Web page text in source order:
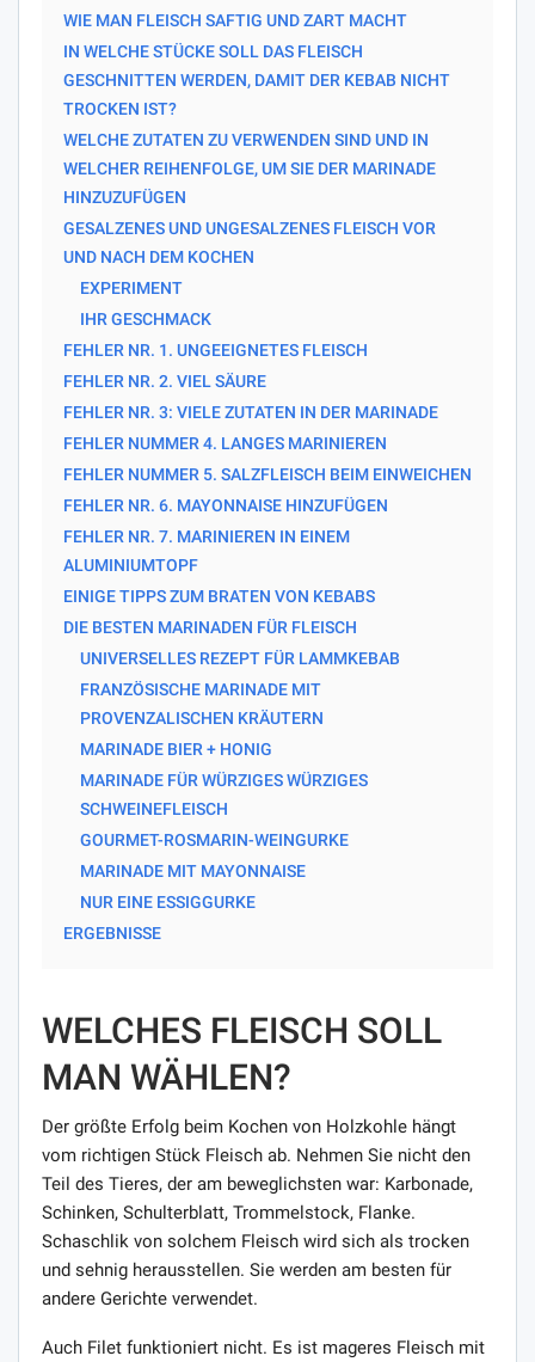
WIE MAN FLEISCH SAFTIG UND ZART MACHT
IN WELCHE STÜCKE SOLL DAS FLEISCH
GESCHNITTEN WERDEN, DAMIT DER KEBAB NICHT
TROCKEN IST?
WELCHE ZUTATEN ZU VERWENDEN SIND UND IN
WELCHER REIHENFOLGE, UM SIE DER MARINADE
HINZUZUFÜGEN
GESALZENES UND UNGESALZENES FLEISCH VOR
UND NACH DEM KOCHEN
EXPERIMENT
IHR GESCHMACK
FEHLER NR. 1. UNGEEIGNETES FLEISCH
FEHLER NR. 2. VIEL SÄURE
FEHLER NR. 3: VIELE ZUTATEN IN DER MARINADE
FEHLER NUMMER 4. LANGES MARINIEREN
FEHLER NUMMER 5. SALZFLEISCH BEIM EINWEICHEN
FEHLER NR. 6. MAYONNAISE HINZUFÜGEN
FEHLER NR. 7. MARINIEREN IN EINEM
ALUMINIUMTOPF
EINIGE TIPPS ZUM BRATEN VON KEBABS
DIE BESTEN MARINADEN FÜR FLEISCH
UNIVERSELLES REZEPT FÜR LAMMKEBAB
FRANZÖSISCHE MARINADE MIT
PROVENZALISCHEN KRÄUTERN
MARINADE BIER + HONIG
MARINADE FÜR WÜRZIGES WÜRZIGES
SCHWEINEFLEISCH
GOURMET-ROSMARIN-WEINGURKE
MARINADE MIT MAYONNAISE
NUR EINE ESSIGGURKE
ERGEBNISSE
WELCHES FLEISCH SOLL
MAN WÄHLEN?
Der größte Erfolg beim Kochen von Holzkohle hängt
vom richtigen Stück Fleisch ab. Nehmen Sie nicht den
Teil des Tieres, der am beweglichsten war: Karbonade,
Schinken, Schulterblatt, Trommelstock, Flanke.
Schaschlik von solchem ​​Fleisch wird sich als trocken
und sehnig herausstellen. Sie werden am besten für
andere Gerichte verwendet.
Auch Filet funktioniert nicht. Es ist mageres Fleisch mit